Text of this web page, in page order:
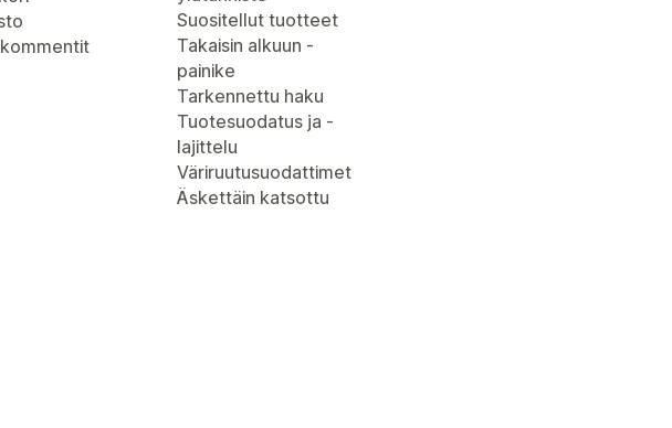
Suositellut tuotteet
Takaisin alkuun -
painike
Tarkennettu haku
Tuotesuodatus ja -
lajittelu
Väriruutusuodattimet
Äskettäin katsottu